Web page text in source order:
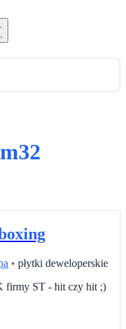
• płytki deweloperskie
firmy ST - hit czy hit ;)